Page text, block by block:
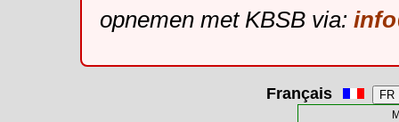
opnemen met KBSB via:
Français